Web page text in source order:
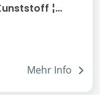
Mehr Info